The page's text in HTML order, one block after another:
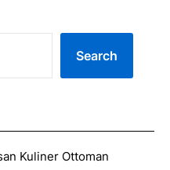
Search
Kuliner Ottoman